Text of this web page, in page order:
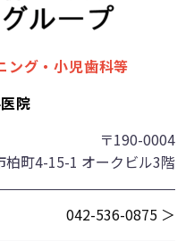
ング・小児歯科等
院
〒190-0004
柏町4-15-1 オークビル3階
042-536-0875 ＞